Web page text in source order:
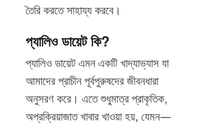
তৈরি করতে সাহায্য করবে।
প্যালিও ডায়েট কি?
প্যালিও ডায়েট এমন একটি খাদ্যাভ্যাস যা
আমাদের প্রাচীন পূর্বপুরুষদের জীবনধারা
অনুসরণ করে। এতে শুধুমাত্র প্রাকৃতিক,
অপ্রক্রিয়াজাত খাবার খাওয়া হয়, যেমন—